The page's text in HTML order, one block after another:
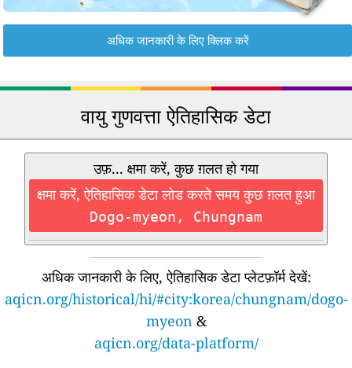
अधिक जानकारी के लिए क्लिक करें
वायु गुणवत्ता ऐतिहासिक डेटा
उफ़... क्षमा करें, कुछ ग़लत हो गया
क्षमा करें, ऐतिहासिक डेटा लोड करते समय कुछ ग़लत हुआ
Dogo-myeon, Chungnam
अधिक जानकारी के लिए, ऐतिहासिक डेटा प्लेटफ़ॉर्म देखें:
aqicn.org/historical/hi/#city:korea/chungnam/dogo-
myeon &
aqicn.org/data-platform/